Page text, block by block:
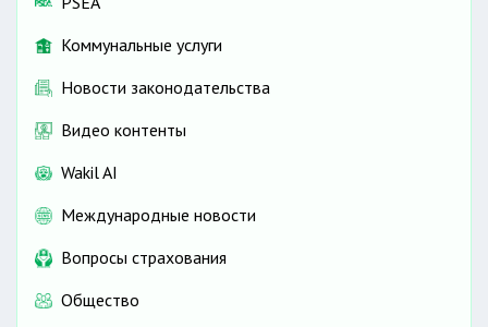
Коммунальные услуги
Новости законодательства
Видео контенты
Wakil AI
Международные новости
Вопросы страхования
Общество